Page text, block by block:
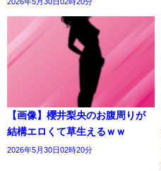
【画像】櫻井梨央のお腹周りが
結構エロくて草生えるｗｗ
2026年5月30日02時20分